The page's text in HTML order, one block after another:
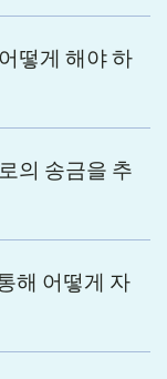
떻게 해야 하
의 송금을 추
해 어떻게 자